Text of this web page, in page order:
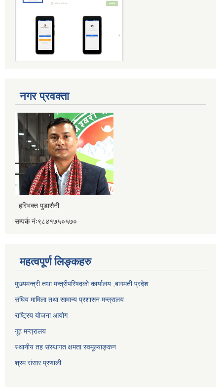
नगर प्रवक्ता
हरिभक्त पुडासैनी
सम्पर्क नंः९८४१७५०५७०
महत्वपूर्ण लिङ्कहरु
मुख्यमन्त्री तथा मन्त्रीपरिषदको कार्यालय ,बागमती प्रदेश
संघिय मामिला तथा सामान्य प्रशासन मन्त्रालय
राष्ट्रिय योजना आयोग
गूह मन्त्रालय
स्थानीय तह संस्थागत क्षमता स्वमूल्याङ्कन
श्रम संसार प्रणाली